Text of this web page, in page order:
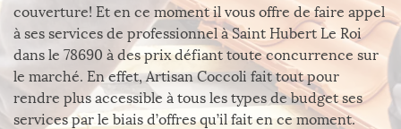
couverture! Et en ce moment il vous offre de faire appel
à ses services de professionnel à Saint Hubert Le Roi
dans le 78690 à des prix défiant toute concurrence sur
le marché. En effet, Artisan Coccoli fait tout pour
rendre plus accessible à tous les types de budget ses
services par le biais d’offres qu’il fait en ce moment.